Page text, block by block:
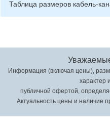
Таблица размеров кабель-
Информация (включая цены),
характер
публичной офертой,
Актуальность цены и наличие